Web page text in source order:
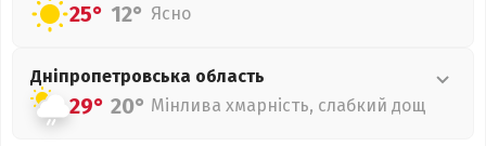
25° 12° Ясно
Дніпропетровська область
29° 20° Мінлива хмарність, слабкий дощ